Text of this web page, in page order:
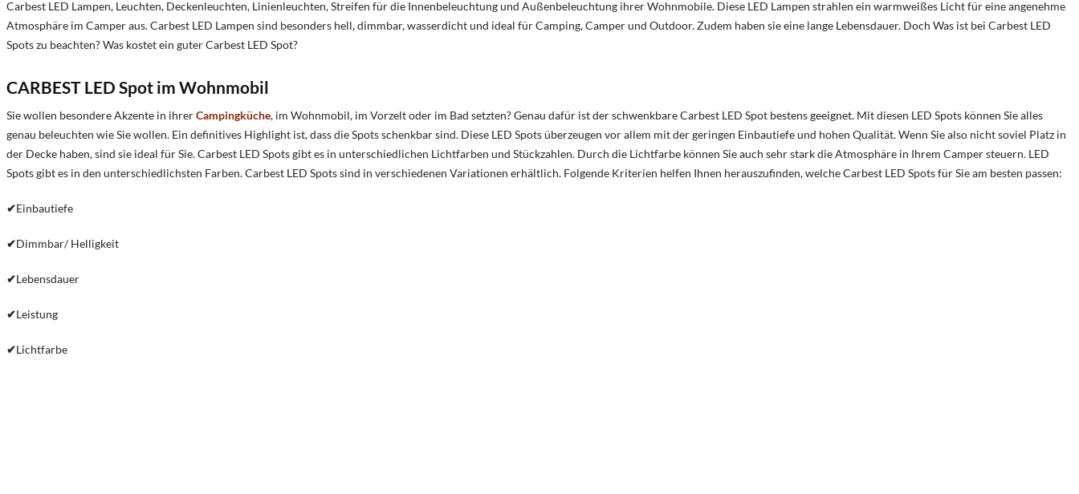
Carbest LED Lampen, Leuchten, Deckenleuchten, Linienleuchten, Streifen für die Innenbeleuchtung und Außenbeleuchtung ihrer Wohnmobile. Diese LED Lampen strahlen ein warmweißes Licht für eine angenehme
Atmosphäre im Camper aus. Carbest LED Lampen sind besonders hell, dimmbar, wasserdicht und ideal für Camping, Camper und Outdoor. Zudem haben sie eine lange Lebensdauer. Doch Was ist bei Carbest LED
Spots zu beachten?Was kostet ein guter Carbest LED Spot?
CARBEST LED Spot im Wohnmobil
Sie wollen besondere Akzente in ihrerCampingküche, im Wohnmobil, im Vorzelt oder im Bad setzten? Genau dafür ist der schwenkbare Carbest LED Spot bestens geeignet. Mit diesen LED Spots können Sie alles
genau beleuchten wie Sie wollen. Ein definitives Highlight ist, dass die Spots schenkbar sind. Diese LED Spots überzeugen vor allem mit der geringen Einbautiefe und hohen Qualität. Wenn Sie also nicht soviel Platz in
der Decke haben, sind sie ideal für Sie. Carbest LED Spots gibt es in unterschiedlichen Lichtfarben und Stückzahlen. Durch die Lichtfarbe können Sie auch sehr stark die Atmosphäre in Ihrem Camper steuern. LED
Spots gibt es in den unterschiedlichsten Farben. Carbest LED Spots sind in verschiedenen Variationen erhältlich. Folgende Kriterien helfen Ihnen herauszufinden, welche Carbest LED Spots für Sie am besten passen:
✔Einbautiefe
✔Dimmbar/ Helligkeit
✔Lebensdauer
✔Leistung
✔Lichtfarbe